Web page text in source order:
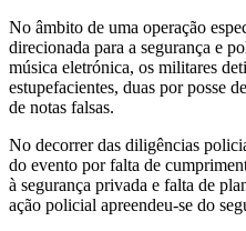
No âmbito de uma operação
direcionada para a segurança e
música eletrónica, os militares
estupefacientes, duas por posse
de notas falsas.
No decorrer das diligências
do evento por falta de
à segurança privada e falta de
ação policial apreendeu-se do